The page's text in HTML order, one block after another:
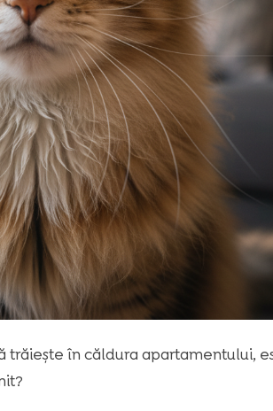
în căldura apartamentului,